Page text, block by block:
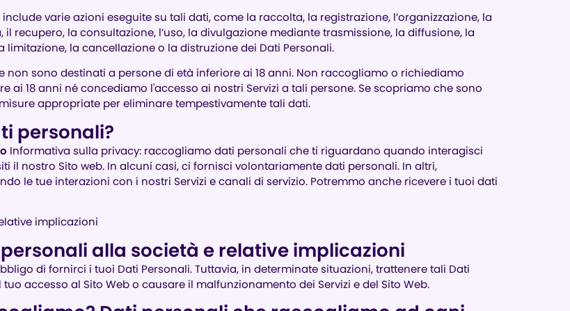
varie azioni eseguite su tali dati, come la raccolta, la registrazione, l’organizzazione, la
recupero, la consultazione, l’uso, la divulgazione mediante trasmissione, la diffusione, la
la cancellazione o la distruzione dei Dati Personali.
sono destinati a persone di età inferiore ai 18 anni. Non raccogliamo o richiediamo
18 anni né concediamo l'accesso ai nostri Servizi a tali persone. Se scopriamo che sono
appropriate per eliminare tempestivamente tali dati.
personali?
Informativa sulla privacy: raccogliamo dati personali che ti riguardano quando interagisci
il ​​nostro Sito web. In alcuni casi, ci fornisci volontariamente dati personali. In altri,
le tue interazioni con i nostri Servizi e canali di servizio. Potremmo anche ricevere i tuoi dati
implicazioni
alla società e relative implicazioni
di fornirci i tuoi Dati Personali. Tuttavia, in determinate situazioni, trattenere tali Dati
accesso al Sito Web o causare il malfunzionamento dei Servizi e del Sito Web.